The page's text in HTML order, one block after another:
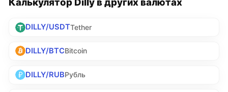
DILLY/USDTTether
DILLY/BTCBitcoin
DILLY/RUBРубль